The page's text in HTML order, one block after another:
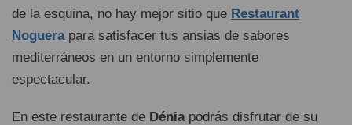
de la esquina, no hay mejor sitio que Restaurant
Noguerapara satisfacer tus ansias de sabores
mediterráneos en un entorno simplemente
espectacular.
En este restaurante de Déniapodrás disfrutar de su